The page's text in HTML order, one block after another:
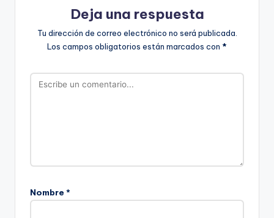
Deja una respuesta
Tu dirección de correo electrónico no será publicada.
Los campos obligatorios están marcados con *
Nombre *